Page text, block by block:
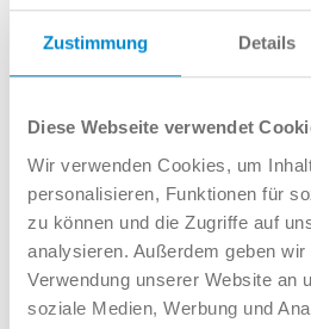
Zustimmung Details
Diese Webseite verwendet
Wir verwenden Cookies, um
personalisieren, Funktionen für
zu können und die Zugriffe auf
analysieren. Außerdem geben
Verwendung unserer Website an
soziale Medien, Werbung und
Lars
Verkauf
02381